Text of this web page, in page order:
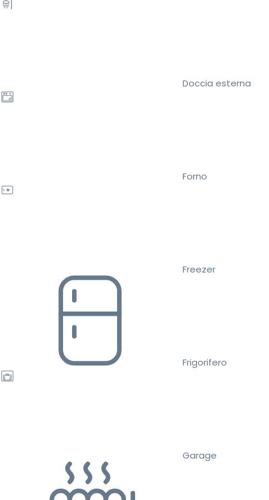
Doccia esterna
Forno
Freezer
Frigorifero
Garage